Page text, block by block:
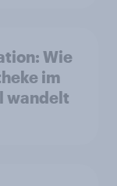
Wie
im
wandelt